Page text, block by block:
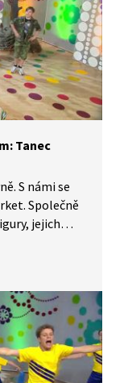
Tanec
S námi se
Společně
jejich
královnu
si ukážeme,